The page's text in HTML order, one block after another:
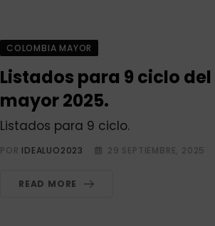
COLOMBIA MAYOR
Listados para 9 ciclo
mayor 2025.
Listados para 9 ciclo.
POR IDEALUO2023 29 SEPTIEMBRE, 2025
READ MORE